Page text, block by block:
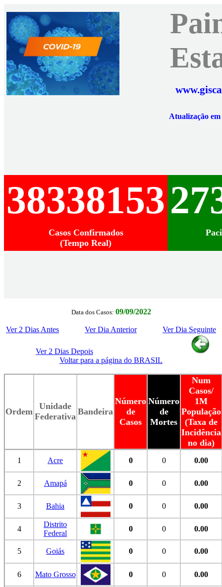
Atualização
38338153
Casos Confirmados
(Tempo Real)
Data dos Casos: 09/09/2022
Ver 2 Dias Antes Ver Dia Anterior Ver Dia Seguinte
Ver 2 Dias Depois
Voltar para a página do BRASIL
Ordem
Unidade
Federativa Bandeira
Número
de
Casos
Número
de
Mortes
Num
Casos/
1M
População
(Taxa de
Incidência
no dia)
1 Acre 0 0 0.00
2 Amapá 0 0 0.00
3 Bahia 0 0 0.00
4
Distrito
Federal
0 0 0.00
5 Goiás 0 0 0.00
6 Mato Grosso 0 0 0.00